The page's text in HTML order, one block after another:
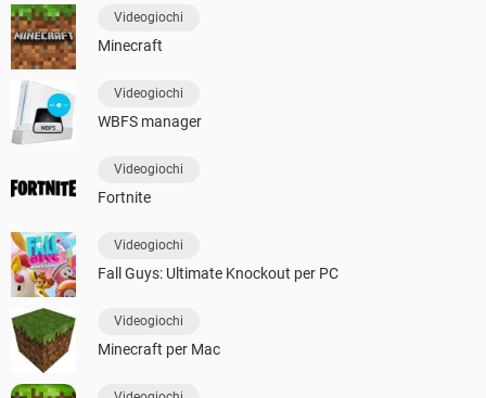
Videogiochi
Minecraft
Videogiochi
WBFS manager
Videogiochi
Fortnite
Videogiochi
Fall Guys: Ultimate Knockout per PC
Videogiochi
Minecraft per Mac